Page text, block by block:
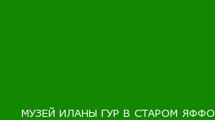
МУЗЕЙ ИЛАНЫ ГУР В СТАРОМ ЯФФО